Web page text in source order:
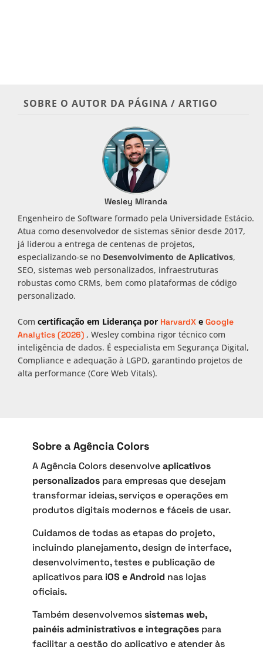
SOBRE O AUTOR DA PÁGINA / ARTIGO
Wesley Miranda
Engenheiro de Software formado pela Universidade Estácio.
Atua como desenvolvedor de sistemas sênior desde 2017,
já liderou a entrega de centenas de projetos,
especializando-se no Desenvolvimento de Aplicativos,
SEO, sistemas web personalizados, infraestruturas
robustas como CRMs, bem como plataformas de código
personalizado.
Com certificação em Liderança por HarvardX e Google
Analytics (2026) , Wesley combina rigor técnico com
inteligência de dados. É especialista em Segurança Digital,
Compliance e adequação à LGPD, garantindo projetos de
alta performance (Core Web Vitals).
Sobre a Agência Colors
A Agência Colors desenvolveaplicativos
personalizados para empresas que desejam
transformar ideias, serviços e operações em
produtos digitais modernos e fáceis de usar.
Cuidamos de todas as etapas do projeto,
incluindo planejamento, design de interface,
desenvolvimento, testes e publicação de
aplicativos para iOS e Android nas lojas
oficiais.
Também desenvolvemossistemas web,
painéis administrativos e integrações para
facilitar a gestão do aplicativo e atender às